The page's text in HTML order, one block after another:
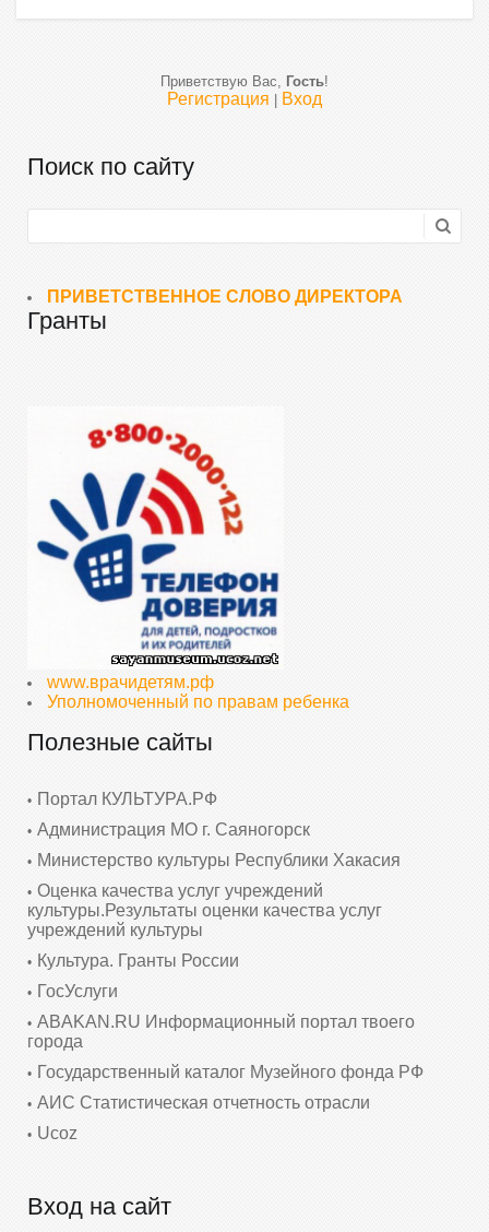
Приветствую Вас, Гость!
Регистрация Вход
Поиск по сайту
ПРИВЕТСТВЕННОЕ СЛОВО ДИРЕКТОРА
Гранты
www.врачидетям.рф
Уполномоченный по правам ребенка
Полезные сайты
Портал КУЛЬТУРА.РФ
Администрация МО г. Саяногорск
Министерство культуры Республики Хакасия
Оценка качества услуг учреждений
культуры.Результаты оценки качества услуг
учреждений культуры
Культура. Гранты России
ГосУслуги
ABAKAN.RU Информационный портал твоего
города
Государственный каталог Музейного фонда РФ
АИС Статистическая отчетность отрасли
Ucoz
Вход на сайт